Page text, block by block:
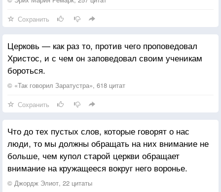
Сохранить
Церковь — как раз то, против чего проповедовал
Христос, и с чем он заповедовал своим ученикам
бороться.
© «Так говорил Заратустра», 618 цитат
Сохранить
Что до тех пустых слов, которые говорят о нас
люди, то мы должны обращать на них внимание не
больше, чем купол старой церкви обращает
внимание на кружащееся вокруг него воронье.
© Джордж Элиот, 22 цитаты